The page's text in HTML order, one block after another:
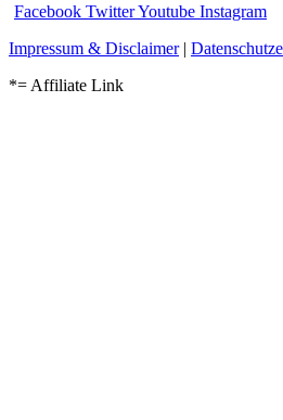
Facebook TwitterYoutube Instagram
Impressum & Disclaimer|
*= Affiliate Link